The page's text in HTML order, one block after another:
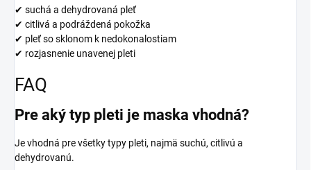
✔ suchá a dehydrovaná pleť
✔ citlivá a podráždená pokožka
✔ pleť so sklonom k nedokonalostiam
✔ rozjasnenie unavenej pleti
FAQ
Pre aký typ pleti je maska vhodná?
Je vhodná pre všetky typy pleti, najmä suchú, citlivú a
dehydrovanú.